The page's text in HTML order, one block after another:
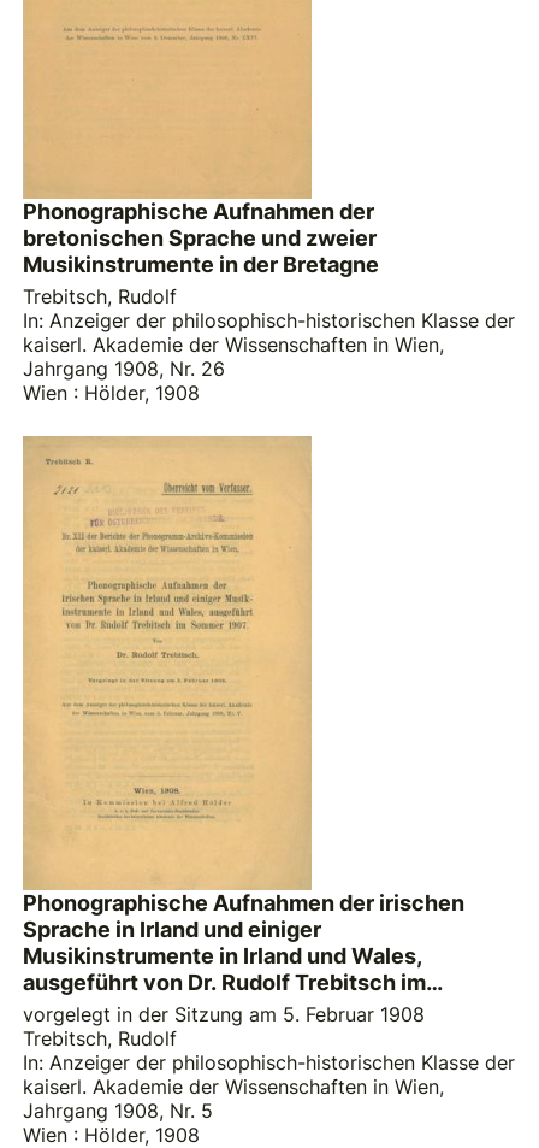
Phonographische Aufnahmen der
bretonischen Sprache und zweier
Musikinstrumente in der Bretagne
Trebitsch, Rudolf
In: Anzeiger der philosophisch-historischen Klasse der
kaiserl. Akademie der Wissenschaften in Wien,
Jahrgang 1908, Nr. 26
Wien : Hölder, 1908
Phonographische Aufnahmen der irischen
Sprache in Irland und einiger
Musikinstrumente in Irland und Wales,
ausgeführt von Dr. Rudolf Trebitsch im
Sommer 1907
vorgelegt in der Sitzung am 5. Februar 1908
Trebitsch, Rudolf
In: Anzeiger der philosophisch-historischen Klasse der
kaiserl. Akademie der Wissenschaften in Wien,
Jahrgang 1908, Nr. 5
Wien : Hölder, 1908